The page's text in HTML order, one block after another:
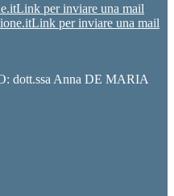
Link per inviare una mail
Link per inviare una mail
dott.ssa Anna DE MARIA